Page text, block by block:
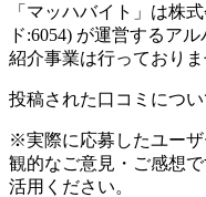
「マッハバイト」は株
ド:6054) が運営するア
紹介事業は行っておりま
投稿された口コミについ
※実際に応募したユー
観的なご意見・ご感想
活用ください。